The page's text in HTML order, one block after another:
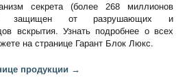
секрета (более 268 миллионов
защищен от разрушающих и
вскрытия. Узнать подробнее о всех
на странице Гарант Блок Люкс.
продукции →